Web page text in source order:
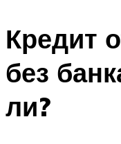
Кредит
без
ли?